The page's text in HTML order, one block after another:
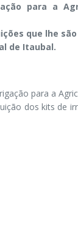
para a
que lhe
de Itaubal.
para a
dos kits de